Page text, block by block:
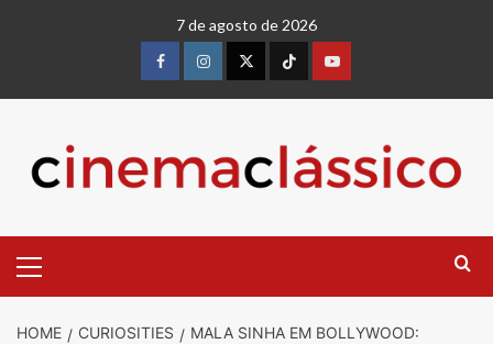
7 de agosto de 2026
HOME CURIOSITIES
MALA SINHA EM BOLLYWOOD: